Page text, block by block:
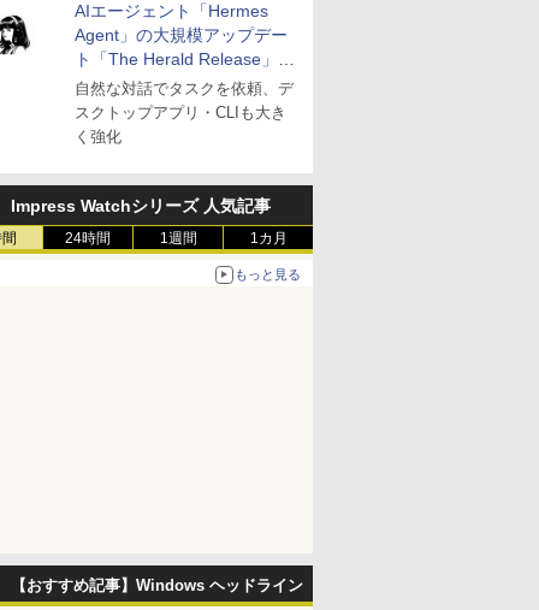
AIエージェント「Hermes
Agent」の大規模アップデー
ト「The Herald Release」が
公開
自然な対話でタスクを依頼、デ
スクトップアプリ・CLIも大き
く強化
Impress Watchシリーズ 人気記事
24時間 1週間 1カ月
もっと見る
【おすすめ記事】Windows ヘッドライン